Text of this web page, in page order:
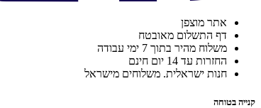
אתר מוצפן
דף התשלום מאובטח
משלוח מהיר בתוך 7 ימי עבודה
החזרות עד 14 יום חינם
חנות ישראלית. משלוחים מישראל
קנייה בטוחה